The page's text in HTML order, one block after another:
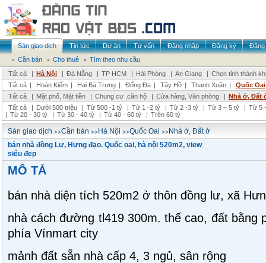
Sàn giao dịch Tin tức Dự án Tư vấn Đăng nhập Đăng ký
Đăng
Cần bán
Cho thuê
Tìm theo nhu cầu
Tất cả
| Hà Nội | Đà Nẵng | TP HCM | Hải Phòng | An Giang | Chọn tỉnh thành
Tất cả | Hoàn Kiếm | Hai Bà Trưng | Đống Đa | Tây Hồ | Thanh Xuân |
Quốc Oai
Tất cả
| Mặt phố, Mặt tiền | Chung cư ,căn hộ | Cửa hàng, Văn phòng | Nhà ở, Đất
Tất cả
| Dưới 500 triệu | Từ 500 -1 tỷ | Từ 1 -2 tỷ | Từ 2 -3 tỷ | Từ 3 – 5 tỷ | Từ 5
| Từ 20 - 30 tỷ | Từ 30 - 40 tỷ | Từ 40 - 60 tỷ | Trên 60 tỷ
Sàn giao dịch >>Cần bán >>Hà Nội >>Quốc Oai >>Nhà ở, Đất ở
bán nhà đồng Lư, Hưng đạo. Quốc oai, hà nội 520m2, view
siêu đẹp
MÔ TẢ
bán nhà diện tích 520m2 ở thôn đồng lư, xã
nhà cách đường tl419 300m. thế cao, đất bằng
phía Vínmart city
mảnh đất sẵn nhà cấp 4, 3 ngủ, sân rộng